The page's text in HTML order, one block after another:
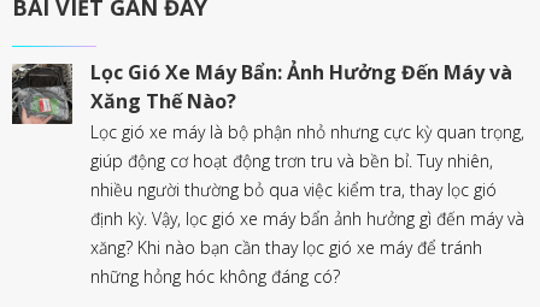
BÀI VIẾT GẦN ĐÂY
Lọc Gió Xe Máy Bẩn: Ảnh Hưởng Đến Máy và
Xăng Thế Nào?
Lọc gió xe máy là bộ phận nhỏ nhưng cực kỳ quan trọng,
giúp động cơ hoạt động trơn tru và bền bỉ. Tuy nhiên,
nhiều người thường bỏ qua việc kiểm tra, thay lọc gió
định kỳ. Vậy, lọc gió xe máy bẩn ảnh hưởng gì đến máy và
xăng? Khi nào bạn cần thay lọc gió xe máy để tránh
những hỏng hóc không đáng có?